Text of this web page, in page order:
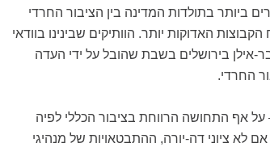
ביותר בתולדות המדינה בין הציבור החרדי
האדוקות יותר. הוותיקים שבינינו בוודאי
אילן בירושלים בשבת שהובל על ידי העדה
החרדי.
על אף התחושה הרווחת בציבור הכללי לפיה
לא ציוני דה-יורה, ההתבטאויות של מנהיגי